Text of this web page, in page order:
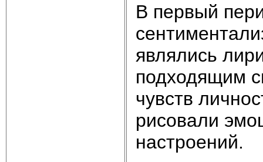
В первый
являлись
подходящим
чувств
рисовали
настроений.